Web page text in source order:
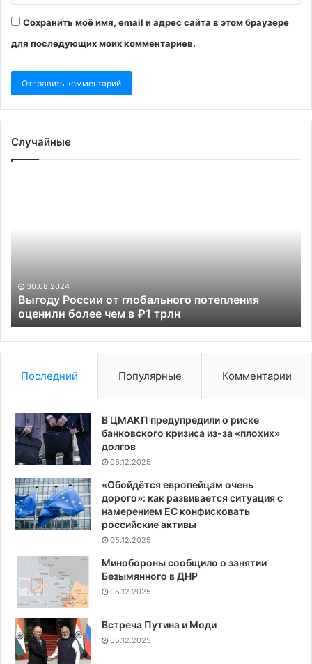
Сохранить моё имя, email и адрес сайта в этом браузере
для последующих моих комментариев.
Случайные
Российский аэропорт ввел
ограничения на полеты
Последний Популярные Комментарии
В ЦМАКП предупредили о риске
банковского кризиса из-за «плохих»
долгов
05.12.2025
«Обойдётся европейцам очень
дорого»: как развивается ситуация с
намерением ЕС конфисковать
российские активы
05.12.2025
Минобороны сообщило о занятии
Безымянного в ДНР
05.12.2025
Встреча Путина и Моди
05.12.2025